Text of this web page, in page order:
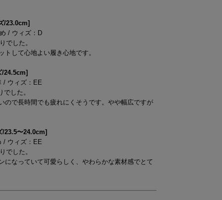
/23.0cm]
/ ウィズ：D
でした。
して心地よい履き心地です。
24.5cm]
/ ウィズ：EE
した。
ので長時間でも疲れにくそうです。やや幅広ですが
23.5〜24.0cm]
/ ウィズ：EE
でした。
になっていて可愛らしく、やわらかな素材感でとて